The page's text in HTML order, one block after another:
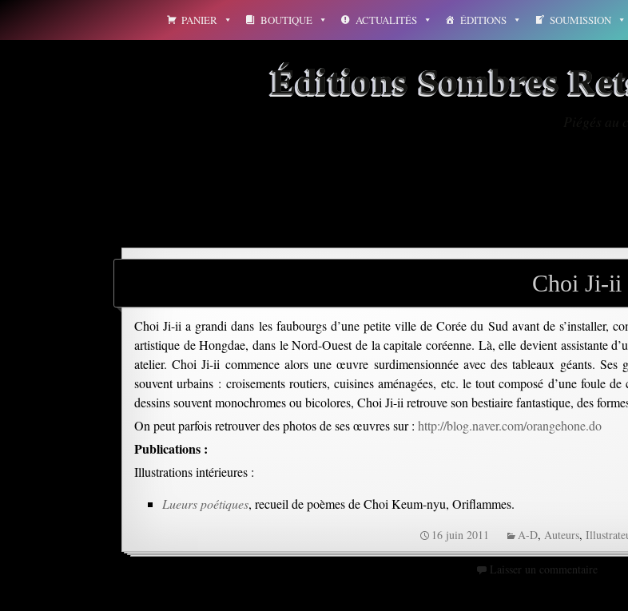
PANIER BOUTIQUE ACTUALITÉS ÉDITIONS SOUMISSION
Éditions Sombres
Choi Ji-ii
Choi Ji-ii a grandi dans les faubourgs d’une petite ville de Corée du Sud avant de s’installer,
artistique de Hongdae, dans le Nord-Ouest de la capitale coréenne. Là, elle devient assistante
atelier. Choi Ji-ii commence alors une œuvre surdimensionnée avec des tableaux géants.
souvent urbains : croisements routiers, cuisines aménagées, etc. le tout composé d’une foule
dessins souvent monochromes ou bicolores, Choi Ji-ii retrouve son bestiaire fantastique, des
On peut parfois retrouver des photos de ses œuvres sur : http://blog.naver.com/orangehone.do
Publications :
Illustrations intérieures :
Lueurs poétiques, recueil de poèmes de Choi Keum-nyu, Oriflammes.
16 juin 2011 A-D, Auteurs,
Laisser un commentaire